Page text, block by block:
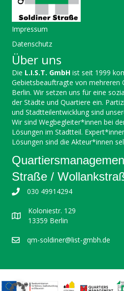
Impressum
Datenschutz
Über uns
Die L.I.S.T. GmbH ist seit 1999
Gebietsbeauftragte von mehreren
Berlin. Wir setzen uns für eine
der Städte und Quartiere ein.
und Stadtteilentwicklung sind
Wir sind Wegbegleiter*innen bei
Lösungen im Stadtteil.
Lösungen sind die Akteur*innen
Straße /
030 49914294
Koloniestr. 129
13359 Berlin
qm-soldiner@list-gmbh.de